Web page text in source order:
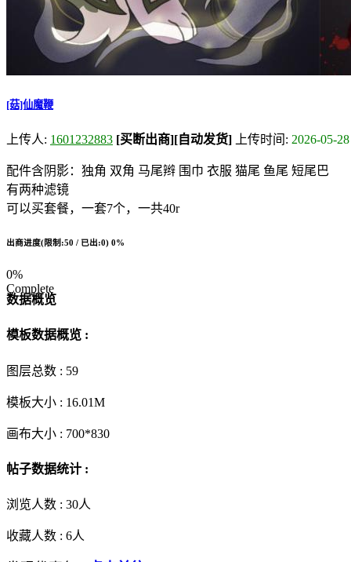
[菇]仙魔鞭
上传人: 1601232883 [买断出商][自动发货] 上传时间: 2026-05-
配件含阴影：独角 双角 马尾辫 围巾 衣服 猫尾 鱼尾 短尾巴
有两种滤镜
可以买套餐，一套7个，一共40r
出商进度(限制:50 / 已出:0) 0%
0%
Complete
数据概览
模板数据概览 :
图层总数 : 59
模板大小 : 16.01M
画布大小 : 700*830
帖子数据统计 :
浏览人数 : 30人
收藏人数 : 6人